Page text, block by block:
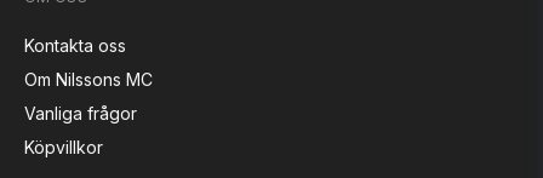
Kontakta oss
Om Nilssons MC
Vanliga frågor
Köpvillkor